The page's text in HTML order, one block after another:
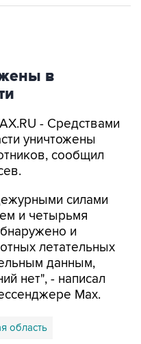
в
- Средствами
уничтожены
сообщил
силами
и четырьмя
и
летательных
данным,
нет", - написал
Max.
область